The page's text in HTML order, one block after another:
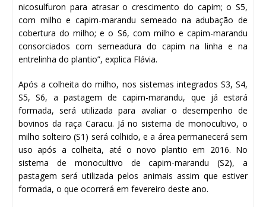
nicosulfuron para atrasar o crescimento do capim; o S5,
com milho e capim-marandu semeado na adubação de
cobertura do milho; e o S6, com milho e capim-marandu
consorciados com semeadura do capim na linha e na
entrelinha do plantio”, explica Flávia.
Após a colheita do milho, nos sistemas integrados S3, S4,
S5, S6, a pastagem de capim-marandu, que já estará
formada, será utilizada para avaliar o desempenho de
bovinos da raça Caracu. Já no sistema de monocultivo, o
milho solteiro (S1) será colhido, e a área permanecerá sem
uso após a colheita, até o novo plantio em 2016. No
sistema de monocultivo de capim-marandu (S2), a
pastagem será utilizada pelos animais assim que estiver
formada, o que ocorrerá em fevereiro deste ano.